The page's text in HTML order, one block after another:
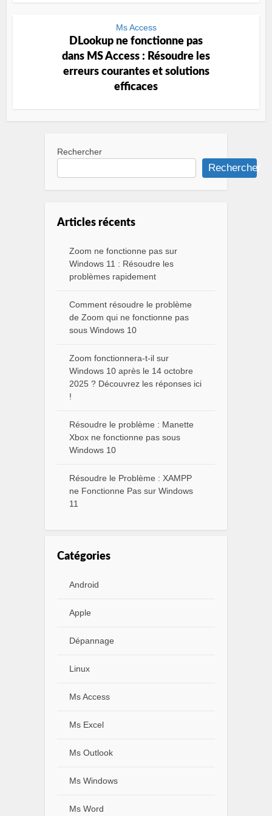
Ms Access
DLookup ne fonctionne pas
dans MS Access : Résoudre les
erreurs courantes et solutions
efficaces
Rechercher
Rechercher
Articles récents
Zoom ne fonctionne pas sur
Windows 11 : Résoudre les
problèmes rapidement
Comment résoudre le problème
de Zoom qui ne fonctionne pas
sous Windows 10
Zoom fonctionnera-t-il sur
Windows 10 après le 14 octobre
2025 ? Découvrez les réponses ici
!
Résoudre le problème : Manette
Xbox ne fonctionne pas sous
Windows 10
Résoudre le Problème : XAMPP
ne Fonctionne Pas sur Windows
11
Catégories
Android
Apple
Dépannage
Linux
Ms Access
Ms Excel
Ms Outlook
Ms Windows
Ms Word